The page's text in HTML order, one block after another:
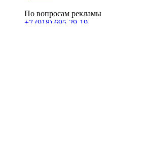
По вопросам рекламы
+7 (918) 695-29-19